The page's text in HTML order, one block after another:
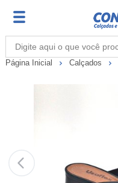
Página Inicial Calçados